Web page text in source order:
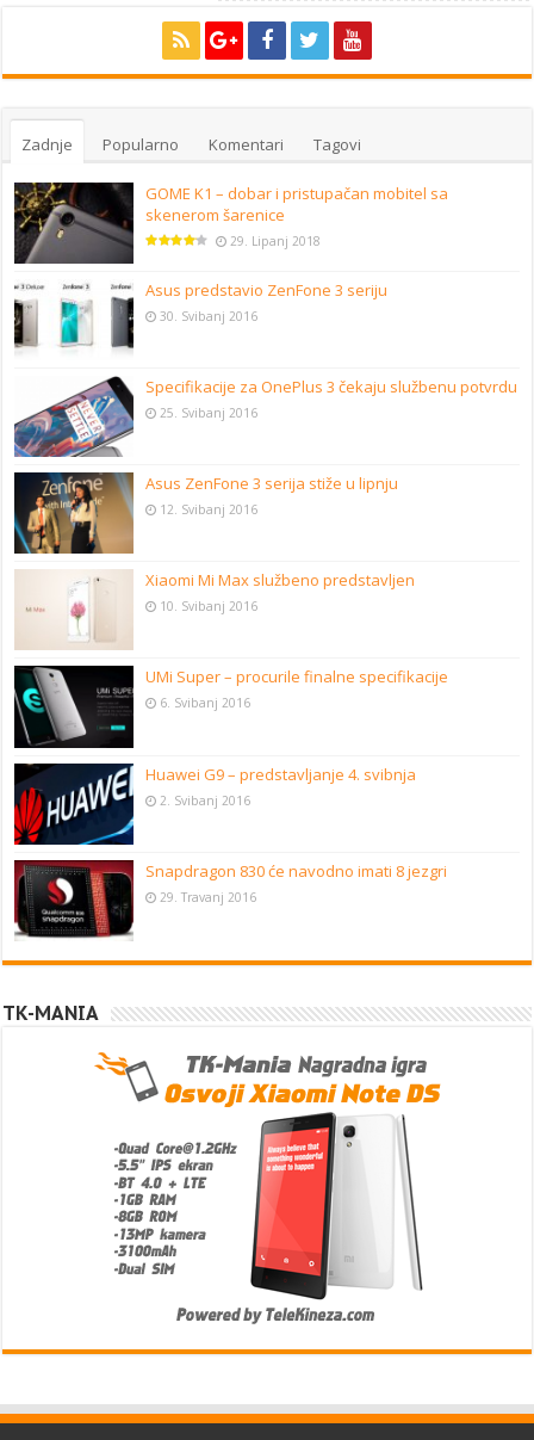
Zadnje Popularno Komentari Tagovi
GOME K1 – dobar i pristupačan mobitel sa
skenerom šarenice
29. Lipanj 2018
Asus predstavio ZenFone 3 seriju
30. Svibanj 2016
Specifikacije za OnePlus 3 čekaju službenu potvrdu
25. Svibanj 2016
Asus ZenFone 3 serija stiže u lipnju
12. Svibanj 2016
Xiaomi Mi Max službeno predstavljen
10. Svibanj 2016
UMi Super – procurile finalne specifikacije
6. Svibanj 2016
Huawei G9 – predstavljanje 4. svibnja
2. Svibanj 2016
Snapdragon 830 će navodno imati 8 jezgri
29. Travanj 2016
TK-MANIA